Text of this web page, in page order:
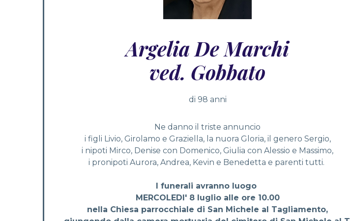
Argelia De Marchi
ved. Gobbato
di 98 anni
Ne danno il triste annuncio
i figli Livio, Girolamo e Graziella, la nuora Gloria, il genero Sergio,
i nipoti Mirco, Denise con Domenico, Giulia con Alessio e Massimo,
i pronipoti Aurora, Andrea, Kevin e Benedetta e parenti tutti.
I funerali avranno luogo
MERCOLEDI' 8 luglio alle ore 10.00
nella Chiesa parrocchiale di San Michele al Tagliamento,